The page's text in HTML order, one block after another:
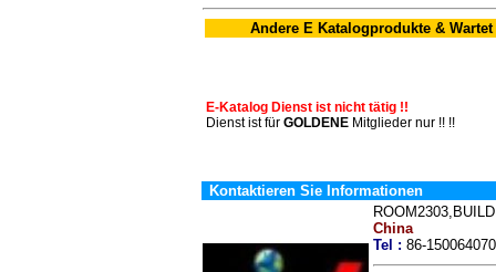
Andere E Katalogprodukte & Wartet
E-Katalog Dienst ist nicht tätig !!
Dienst ist für GOLDENE Mitglieder nur !! !!
Kontaktieren Sie Informationen
China
Tel : 86-